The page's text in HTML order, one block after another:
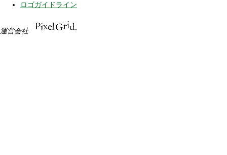
ロゴガイドライン
運営会社